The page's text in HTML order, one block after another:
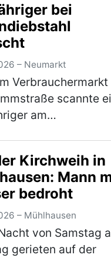
Fahrzeug
hatte, die
d…(mehr)
bei
– Neumarkt
Verbrauchermarkt
scannte
am
Wert von rund 20
er nicht und wollte
ohne d…(mehr)
Kirchweih in
Mann
bedroht
– Mühlhausen
von Samstag
gerieten auf der